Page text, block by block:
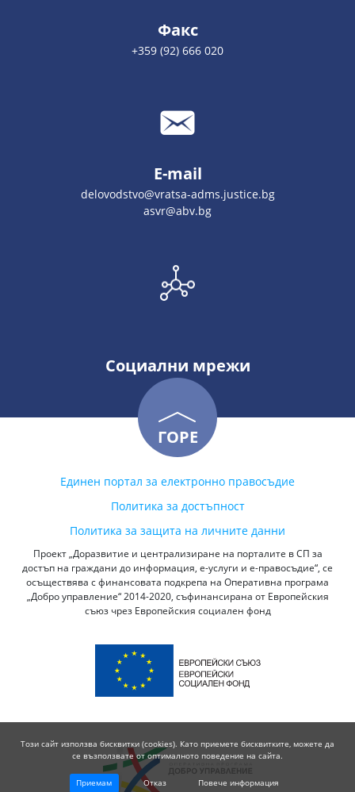
Факс
+359 (92) 666 020
E-mail
delovodstvo@vratsa-adms.justice.bg
asvr@abv.bg
Социални мрежи
ГОРЕ
Единен портал за електронно правосъдие
Политика за достъпност
Политика за защита на личните данни
Проект „Доразвитие и централизиране на порталите в СП за
достъп на граждани до информация, е-услуги и е-правосъдие“, се
осъществява с финансовата подкрепа на Оперативна програма
„Добро управление“ 2014-2020, съфинансирана от Европейския
съюз чрез Европейския социален фонд
Този сайт използва бисквитки (cookies). Като приемете бисквитките, можете да
се възползвате от оптималното поведение на сайта.
Приемам Отказ Повече информация